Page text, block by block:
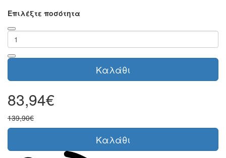
Επιλέξτε ποσότητα
Καλάθι
83,94€
139,90€
Καλάθι